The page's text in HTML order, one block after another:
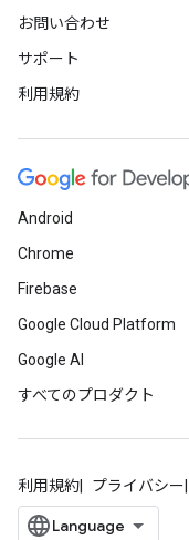
お問い合わせ
サポート
利用規約
Android
Chrome
Firebase
Google Cloud Platform
Google AI
すべてのプロダクト
利用規約 プライバシー